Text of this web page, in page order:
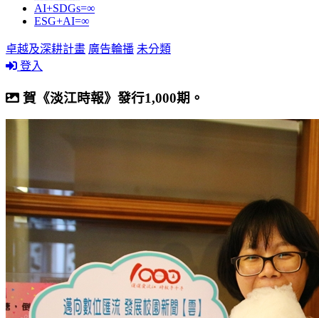
AI+SDGs=∞
ESG+AI=∞
卓越及深耕計畫 廣告輪播 未分類
登入
賀《淡江時報》發行1,000期。